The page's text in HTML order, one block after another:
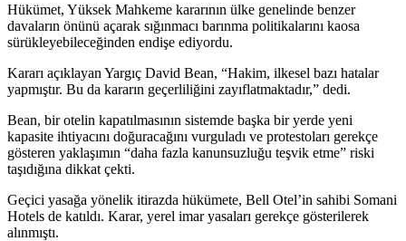
Hükümet, Yüksek Mahkeme kararının ülke genelinde benzer
davaların önünü açarak sığınmacı barınma politikalarını kaosa
sürükleyebileceğinden endişe ediyordu.
Kararı açıklayan Yargıç David Bean, “Hakim, ilkesel bazı hatalar
yapmıştır. Bu da kararın geçerliliğini zayıflatmaktadır,” dedi.
Bean, bir otelin kapatılmasının sistemde başka bir yerde yeni
kapasite ihtiyacını doğuracağını vurguladı ve protestoları gerekçe
gösteren yaklaşımın “daha fazla kanunsuzluğu teşvik etme” riski
taşıdığına dikkat çekti.
Geçici yasağa yönelik itirazda hükümete, Bell Otel’in sahibi Somani
Hotels de katıldı. Karar, yerel imar yasaları gerekçe gösterilerek
alınmıştı.